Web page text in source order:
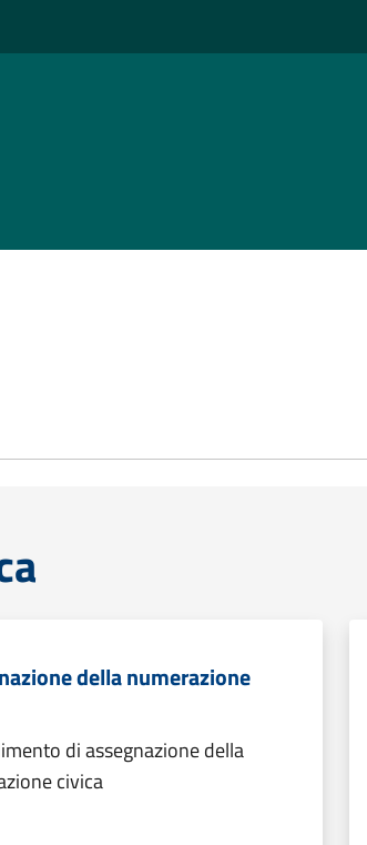
della numerazione
di assegnazione della
civica